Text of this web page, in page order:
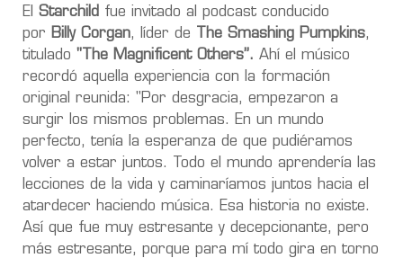
El Starchild fue invitado al podcast conducido
por Billy Corgan, líder de The Smashing Pumpkins,
titulado "The Magnificent Others”. Ahí el músico
recordó aquella experiencia con la formación
original reunida: "Por desgracia, empezaron a
surgir los mismos problemas. En un mundo
perfecto, tenía la esperanza de que pudiéramos
volver a estar juntos. Todo el mundo aprendería las
lecciones de la vida y caminaríamos juntos hacia el
atardecer haciendo música. Esa historia no existe.
Así que fue muy estresante y decepcionante, pero
más estresante, porque para mí todo gira en torno